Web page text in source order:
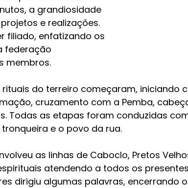
a grandiosidade
e realizações.
filiado, enfatizando os
federação
membros.
rituais do terreiro começaram, iniciando
cruzamento com a Pemba,
Todas as etapas foram conduzidas
e o povo da rua.
as linhas de Caboclo, Pretos
atendendo a todos os
dirigiu algumas palavras, encerrando